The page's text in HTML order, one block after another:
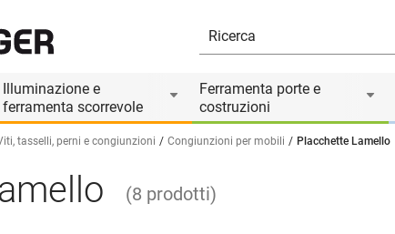
Illuminazione e
ferramenta scorrevole
Ferramenta porte e
costruzioni
tasselli, perni e congiunzioni Congiunzioni per mobili Placchette Lamello
(8 prodotti)